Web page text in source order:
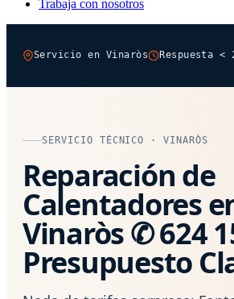
Trabaja con nosotros
Servicio en Vinaròs Respuesta <
SERVICIO TÉCNICO · VINARÒS
Reparación de
Calentadores
Vinaròs ✆ 624
Presupuesto